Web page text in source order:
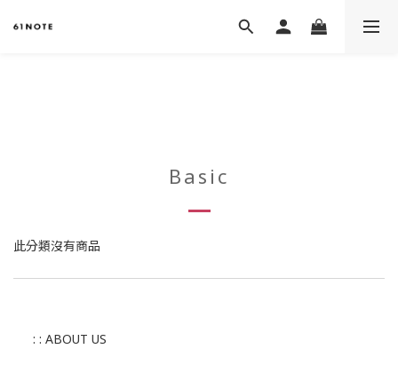
Basic
此分類沒有商品
: : ABOUT US